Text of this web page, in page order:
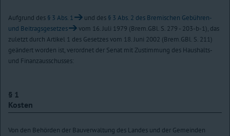
Aufgrund des § 3 Abs. 1 und des § 3 Abs. 2 des Bremischen Gebühren-
und Beitragsgesetzes
vom 16. Juli 1979 (Brem.GBl. S. 279 - 203-b-1), das
zuletzt durch Artikel 1 des Gesetzes vom 18. Juni 2002 (Brem.GBl. S. 211)
geändert worden ist, verordnet der Senat mit Zustimmung des Haushalts-
und Finanzausschusses:
§ 1
Kosten
Von den Behörden der Bauverwaltung des Landes und der Gemeinden